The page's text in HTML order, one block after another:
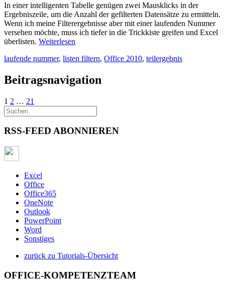
In einer intelligenten Tabelle genügen zwei Mausklicks in der
Ergebniszeile, um die Anzahl der gefilterten Datensätze zu ermitteln.
Wenn ich meine Filterergebnisse aber mit einer laufenden Nummer
versehen möchte, muss ich tiefer in die Trickkiste greifen und Excel
überlisten. Weiterlesen
laufende nummer, listen filtern, Office 2010, teilergebnis
Beitragsnavigation
1 2 … 21
RSS-FEED ABONNIEREN
Excel
Office
Office365
OneNote
Outlook
PowerPoint
Word
Sonstiges
zurück zu Tutorials-Übersicht
OFFICE-KOMPETENZTEAM